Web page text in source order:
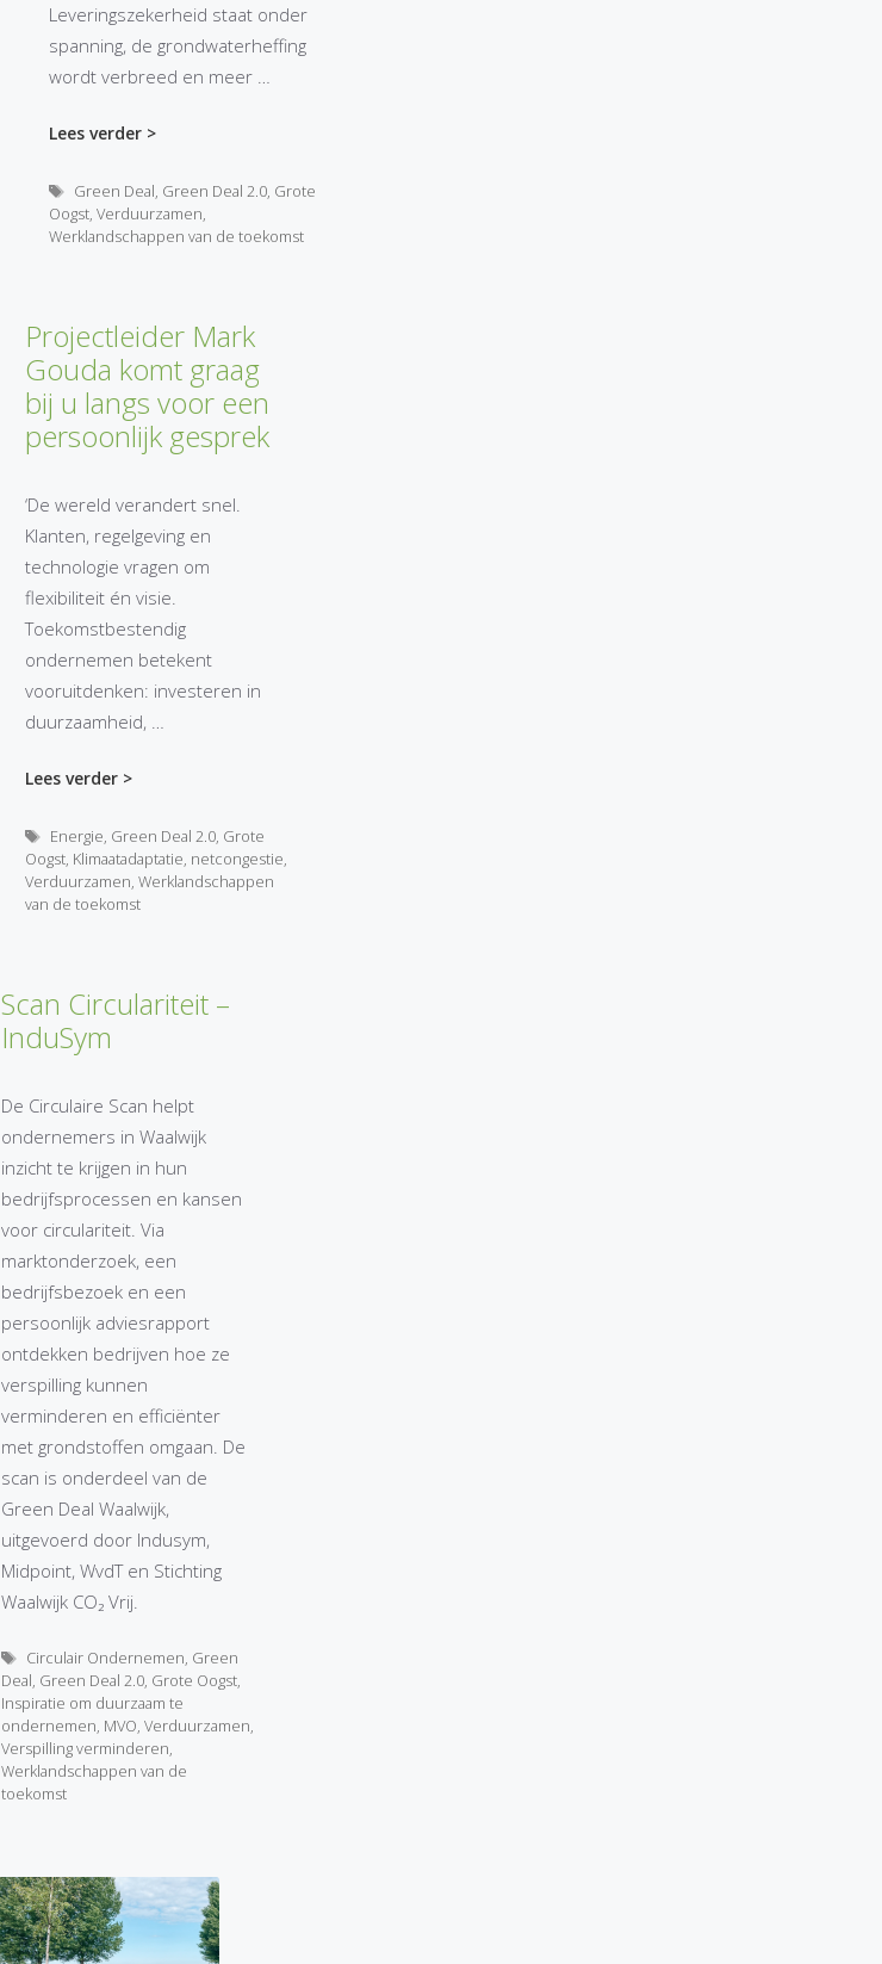
Leveringszekerheid staat onder
spanning, de grondwaterheffing
wordt verbreed en meer …
Lees verder >
Tags
Green Deal, Green Deal 2.0, Grote
Oogst,Verduurzamen,
Werklandschappen van de toekomst
Projectleider Mark
Gouda komt graag
bij u langs voor een
persoonlijk gesprek
‘De wereld verandert snel.
Klanten, regelgeving en
technologie vragen om
flexibiliteit én visie.
Toekomstbestendig
ondernemen betekent
vooruitdenken: investeren in
duurzaamheid, …
Lees verder >
Tags
Energie, Green Deal 2.0, Grote
Oogst, Klimaatadaptatie, netcongestie,
Verduurzamen,Werklandschappen
van de toekomst
Scan Circulariteit –
InduSym
De Circulaire Scan helpt
ondernemers in Waalwijk
inzicht te krijgen in hun
bedrijfsprocessen en kansen
voor circulariteit. Via
marktonderzoek, een
bedrijfsbezoek en een
persoonlijk adviesrapport
ontdekken bedrijven hoe ze
verspilling kunnen
verminderen en efficiënter
met grondstoffen omgaan. De
scan is onderdeel van de
Green Deal Waalwijk,
uitgevoerd door Indusym,
Midpoint, WvdT en Stichting
Waalwijk CO₂ Vrij.
Tags
Circulair Ondernemen, Green
Deal, Green Deal 2.0, Grote Oogst,
Inspiratie om duurzaam te
ondernemen, MVO,Verduurzamen,
Verspilling verminderen,
Werklandschappen van de
toekomst